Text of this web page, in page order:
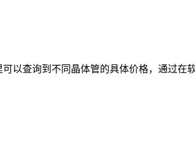
以查询到不同晶体管的具体价格，通过